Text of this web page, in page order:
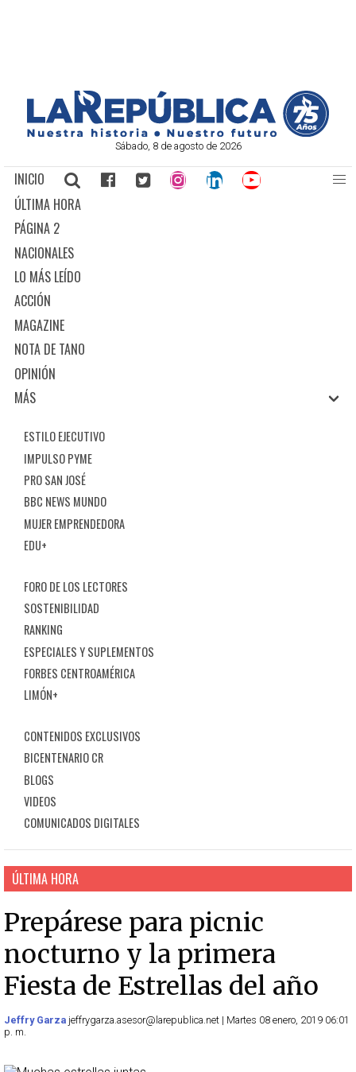
Sábado, 8 de agosto de 2026
INICIO
ÚLTIMA HORA
PÁGINA 2
NACIONALES
LO MÁS LEÍDO
ACCIÓN
MAGAZINE
NOTA DE TANO
OPINIÓN
MÁS
ESTILO EJECUTIVO
IMPULSO PYME
PRO SAN JOSÉ
BBC NEWS MUNDO
MUJER EMPRENDEDORA
EDU+
FORO DE LOS LECTORES
SOSTENIBILIDAD
RANKING
ESPECIALES Y SUPLEMENTOS
FORBES CENTROAMÉRICA
LIMÓN+
CONTENIDOS EXCLUSIVOS
BICENTENARIO CR
BLOGS
VIDEOS
COMUNICADOS DIGITALES
ÚLTIMA HORA
Prepárese para picnic
nocturno y la primera
Fiesta de Estrellas del año
Jeffry Garza jeffrygarza.asesor@larepublica.net | Martes 08 enero, 2019 06:01
p. m.